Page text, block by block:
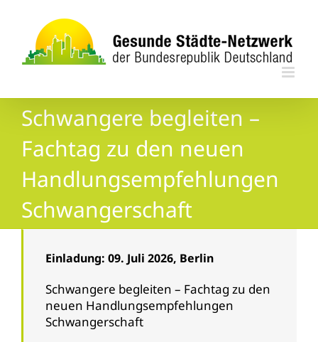
springen
Schwangere begleiten –
Fachtag zu den neuen
Handlungsempfehlungen
Schwangerschaft
Einladung: 09. Juli 2026, Berlin
Schwangere begleiten – Fachtag zu den
neuen Handlungsempfehlungen
Schwangerschaft